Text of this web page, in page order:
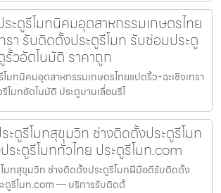
ะตูรีโมทนิคมอุตสาหกรรมเกษตรไทย
รา รับติดตั้งประตูรีโมท รับซ่อมประตู
รั้วอัตโนมัติ ราคาถูก
มทนิคมอุตสาหกรรมเกษตรไทยแปดริ้ว-ฉะเชิงเทรา
โมทอัตโนมัติ ประตูบานเลื่อนรีโ
ะตูรีโมทสุขุมวิท ช่างติดตั้งประตูรีโมท
ะตูรีโมททั่วไทย ประตูรีโมท.com
โมทสุขุมวิท ช่างติดตั้งประตูรีโมทฝีมือดีรับติดตั้ง
ะตูรีโมท.com — บริการรับติดตั้